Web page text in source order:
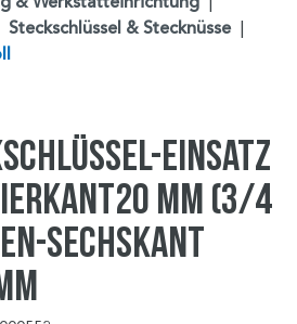
Steckschlüssel & Stecknüsse |
Einsatz
mm (3/4
Sechskant